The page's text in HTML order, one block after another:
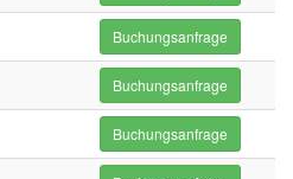
Buchungsanfrage
Buchungsanfrage
Buchungsanfrage